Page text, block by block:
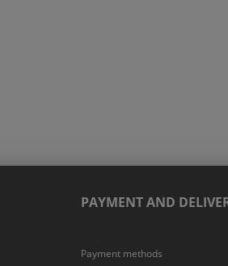
PAYMENT AND
Payment methods